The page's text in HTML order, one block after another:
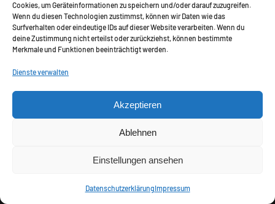
Cookies, um Geräteinformationen zu speichern und/oder darauf zuzugreifen.
Wenn du diesen Technologien zustimmst, können wir Daten wie das
Surfverhalten oder eindeutige IDs auf dieser Website verarbeiten. Wenn du
deine Zustimmung nicht erteilst oder zurückziehst, können bestimmte
Merkmale und Funktionen beeinträchtigt werden.
Dienste verwalten
Akzeptieren
Ablehnen
Einstellungen ansehen
DatenschutzerklärungImpressum
Die
Optionen
können
auf
werden
HUBERTUS HOSE HERREN DORNENHOSE